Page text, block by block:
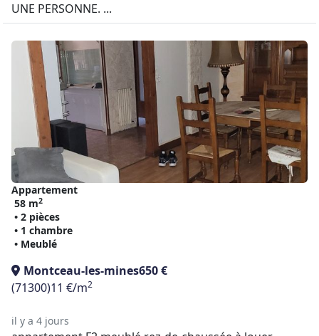
UNE PERSONNE. ...
Appartement
58 m2
• 2 pièces
• 1 chambre
• Meublé
Montceau-les-mines650 €
(71300)11 €/m2
il y a 4 jours